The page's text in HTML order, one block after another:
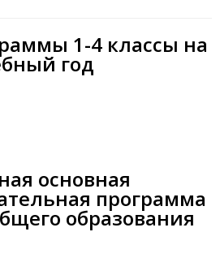
1-4 классы на
год
основная
программа
образования